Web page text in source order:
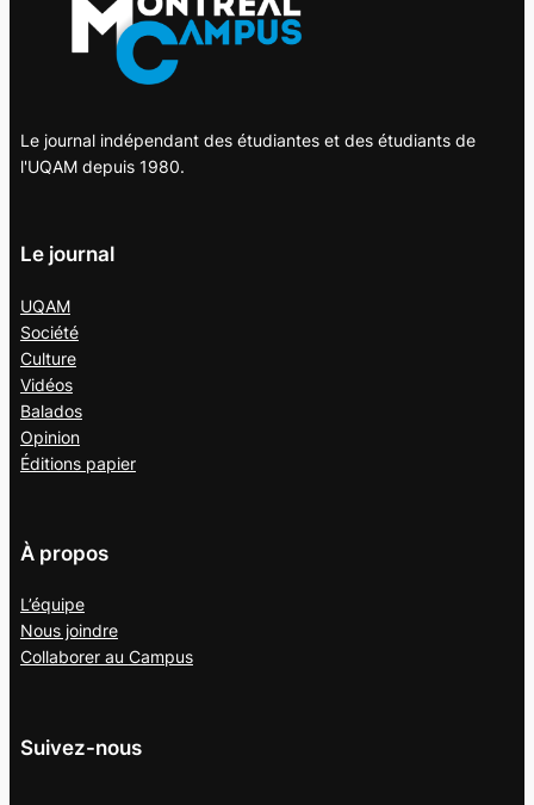
Le journal indépendant des étudiantes et des étudiants de
l'UQAM depuis 1980.
Le journal
UQAM
Société
Culture
Vidéos
Balados
Opinion
Éditions papier
À propos
L’équipe
Nous joindre
Collaborer au Campus
Suivez-nous